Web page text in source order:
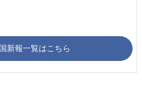
新報一覧はこちら